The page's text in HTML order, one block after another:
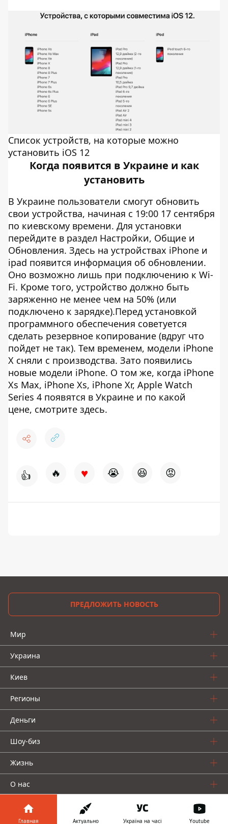
Список устройств, на которые можно
установить iOS 12
Когда появится в Украине и как
установить
В Украине пользователи смогут обновить
свои устройства, начиная с 19:00 17 сентября
по киевскому времени. Для установки
перейдите в раздел Настройки, Общие и
Обновления. Здесь на устройствах iPhone и
ipad появится информация об обновлении.
Оно возможно лишь при подключению к Wi-
Fi. Кроме того, устройство должно быть
заряженно не менее чем на 50% (или
подключено к зарядке).Перед установкой
программного обеспечения советуется
сделать резервное копирование (вдруг что
пойдет не так). Тем временем, модели iPhone
X сняли с производства. Зато появились
новые модели iPhone. О том же, когда iPhone
Xs Max, iPhone Xs, iPhone Xr, Apple Watch
Series 4 появятся в Украине и по какой
цене, смотрите здесь.
👍 🔥 ♥ 😭 😆 😡
ПРЕДЛОЖИТЬ НОВОСТЬ
Мир
Украина
Киев
Регионы
Деньги
Шоу-биз
Жизнь
О нас
Главная Актуально Україна на часі Youtube